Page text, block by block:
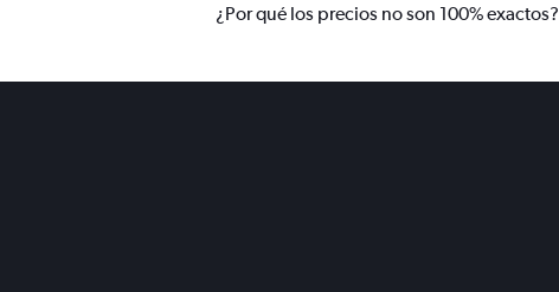
¿Por qué los precios no son 100% exactos?